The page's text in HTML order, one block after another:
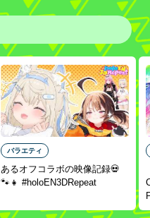
バラエティ
あるオフコラボの映像記録💀
🐾👧 #holoEN3DRepeat